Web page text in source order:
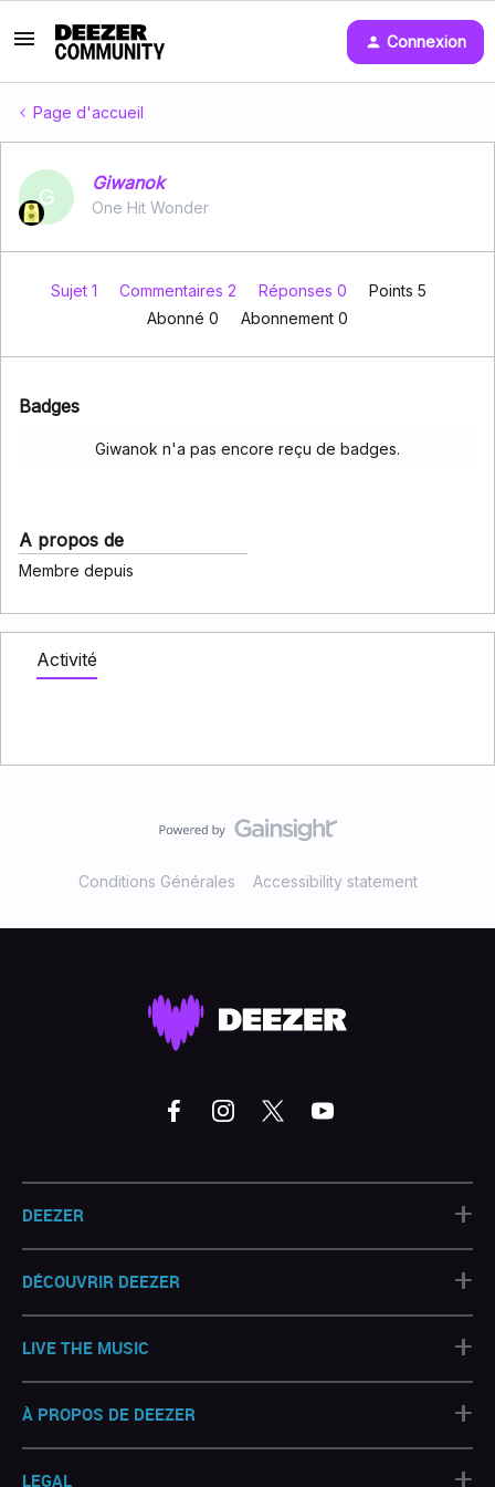
Connexion
Page d'accueil
G
Giwanok
One Hit Wonder
Sujet 1 Commentaires 2 Réponses 0
Points 5
Abonné 0 Abonnement 0
Badges
Giwanok n'a pas encore reçu de badges.
A propos de
Membre depuis
Activité
Conditions Générales Accessibility statement
DEEZER +
DÉCOUVRIR DEEZER +
LIVE THE MUSIC +
À PROPOS DE DEEZER +
LEGAL +